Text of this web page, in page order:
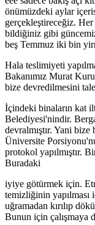
önümüzdeki aylar
gerçekleştireceğiz.
bildiğiniz gibi
beş Temmuz iki bin
Hala teslimiyeti
Bakanımız Murat
bize devredilmesini
İçindeki binaların kat
Belediyesi'nindir.
devralmıştır. Yani
Üniversite
protokol yapılmıştır.
Buradaki
iyiye götürmek için.
temizliğinin yapılması
uğramadan kırılıp
Bunun için çalışmaya